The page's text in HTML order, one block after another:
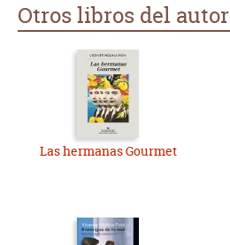
Otros libros del autor
Las hermanas Gourmet